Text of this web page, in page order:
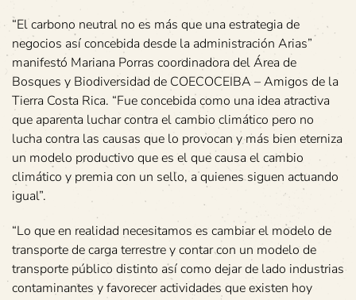
“El carbono neutral no es más que una estrategia de
negocios así concebida desde la administración Arias”
manifestó Mariana Porras coordinadora del Área de
Bosques y Biodiversidad de COECOCEIBA – Amigos de la
Tierra Costa Rica. “Fue concebida como una idea atractiva
que aparenta luchar contra el cambio climático pero no
lucha contra las causas que lo provocan y más bien eterniza
un modelo productivo que es el que causa el cambio
climático y premia con un sello, a quienes siguen actuando
igual”.
“Lo que en realidad necesitamos es cambiar el modelo de
transporte de carga terrestre y contar con un modelo de
transporte público distinto así como dejar de lado industrias
contaminantes y favorecer actividades que existen hoy